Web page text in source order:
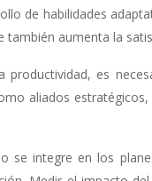
de habilidades
aumenta la
es
aliados
se integre en los